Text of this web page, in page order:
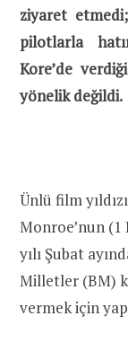
ziyaret
pilotlarla
Kore’de
yönelik değildi.
Ünlü film
Monroe’nun (1
yılı Şubat
Milletler (BM)
vermek için